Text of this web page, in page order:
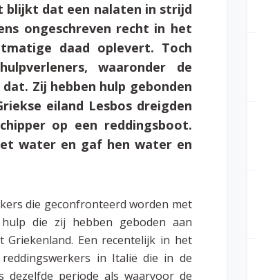
blijkt dat een nalaten in strijd
ongeschreven recht in het
daad oplevert. Toch
waaronder de
Zij hebben hulp gebonden
eiland Lesbos dreigden
op een reddingsboot.
water en gaf hen water en
die geconfronteerd worden met
die zij hebben geboden aan
Een recentelijk in het
in Italië die in de
dezelfde periode als waarvoor de